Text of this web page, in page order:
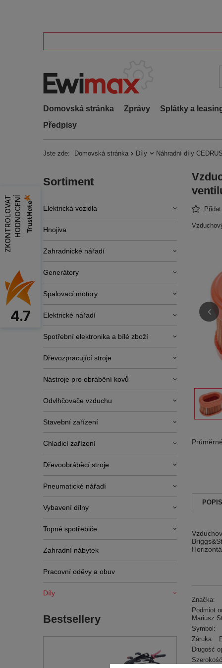
Domovská stránka Zprávy Splátky a
Předpisy
Jste zde: Domovská stránka Díly Náhradní díly
Sortiment
Elektrická vozidla
Hnojiva
Zahradnické nářadí
Generátory
Spalovací motory
Elektrické nářadí
Spotřební elektronika a bílé zboží
Dřevozpracující stroje
Nástroje pro obrábění kovů
Odvlhčovače vzduchu
Stavební zařízení
Chladicí zařízení
Dřevoobráběcí stroje
Pneumatické nářadí
Vybavení dílny
Topné spotřebiče
Zahradní nábytek
Pracovní oděvy a obuv
Díly
Bestsellery
Značka:
Podmiot
Mariusz
Symbol:
Záruka
Długość
Z
K
O
N
T
R
O
L
O
V
A
T
H
O
D
N
O
C
E
NÍ
4.7